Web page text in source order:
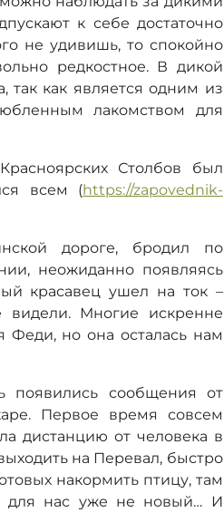
к себе достаточно
не удивишь, то спокойно
редкостное. В дикой
так как является одним из
лакомством для
Столбов был
всем (https://zapovednik-
дороге, бродил по
неожиданно появляясь
красавец ушел на ток –
Многие искренне
Феди, но она осталась нам
появились сообщения от
Первое время совсем
дистанцию от человека в
на Перевал, быстро
накормить птицу, там
для нас уже не новый… И